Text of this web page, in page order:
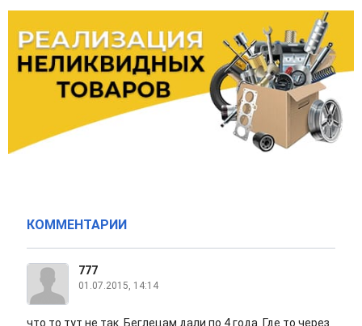
КОММЕНТАРИИ
777
01.07.2015, 14:14
что то тут не так. Беглецам дали по 4 года. Где то через